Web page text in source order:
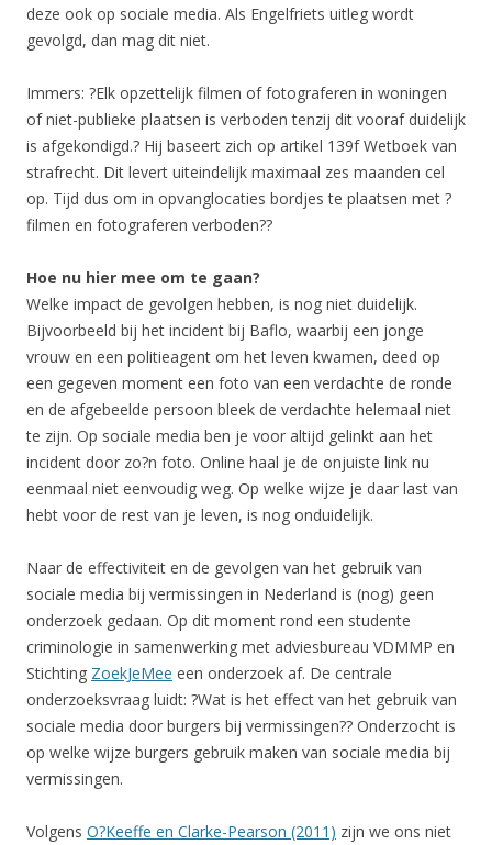
deze ook op sociale media. Als Engelfriets uitleg wordt
gevolgd, dan mag dit niet.
Immers: ?Elk opzettelijk filmen of fotograferen in woningen
of niet-publieke plaatsen is verboden tenzij dit vooraf duidelijk
is afgekondigd.? Hij baseert zich op artikel 139f Wetboek van
strafrecht. Dit levert uiteindelijk maximaal zes maanden cel
op. Tijd dus om in opvanglocaties bordjes te plaatsen met ?
filmen en fotograferen verboden??
Hoe nu hier mee om te gaan?
Welke impact de gevolgen hebben, is nog niet duidelijk.
Bijvoorbeeld bij het incident bij Baflo, waarbij een jonge
vrouw en een politieagent om het leven kwamen, deed op
een gegeven moment een foto van een verdachte de ronde
en de afgebeelde persoon bleek de verdachte helemaal niet
te zijn. Op sociale media ben je voor altijd gelinkt aan het
incident door zo?n foto. Online haal je de onjuiste link nu
eenmaal niet eenvoudig weg. Op welke wijze je daar last van
hebt voor de rest van je leven, is nog onduidelijk.
Naar de effectiviteit en de gevolgen van het gebruik van
sociale media bij vermissingen in Nederland is (nog) geen
onderzoek gedaan. Op dit moment rond een studente
criminologie in samenwerking met adviesbureau VDMMP en
Stichting ZoekJeMee een onderzoek af. De centrale
onderzoeksvraag luidt: ?Wat is het effect van het gebruik van
sociale media door burgers bij vermissingen?? Onderzocht is
op welke wijze burgers gebruik maken van sociale media bij
vermissingen.
Volgens O?Keeffe en Clarke-Pearson (2011) zijn we ons niet